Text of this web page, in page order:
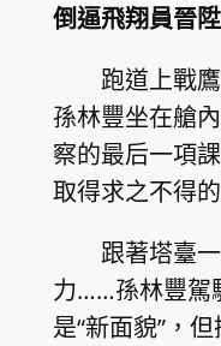
倒逼飛翔員晉
跑道上戰
孫林豐坐在艙
察的最后一項
取得求之不得
跟著塔臺
力……孫林豐駕
是“新面貌”，